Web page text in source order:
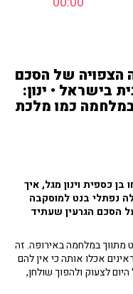
הצפויה של הסכם
בישראל • ינון:
במלחמה כמו מלכת
כספית וינון מגל, איך
נפתלי בנט למוסקבה
הסכם הגרעין שעתיד
מתווך במלחמה באירופה. זה
אכלו אותה כי אין להם
לצעוק ולהפוך שולחן,